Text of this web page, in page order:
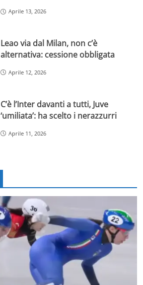
Aprile 13, 2026
Leao via dal Milan, non c’è
alternativa: cessione obbligata
Aprile 12, 2026
C’è l’Inter davanti a tutti, Juve
‘umiliata’: ha scelto i nerazzurri
Aprile 11, 2026